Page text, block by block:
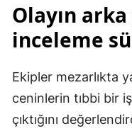
Olayın
inceleme
Ekipler mezarlıkta
ceninlerin tıbbi bir
çıktığını